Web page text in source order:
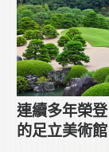
連續多年榮
的足立美術館